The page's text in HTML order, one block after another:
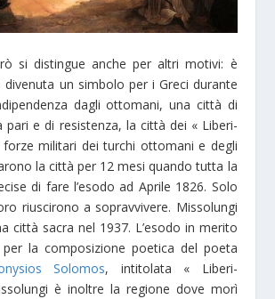
si distingue anche per altri motivi: è
un simbolo per i Greci durante
dagli ottomani, una città di
pari e di resistenza, la città dei « Liberi-
forze militari dei turchi ottomani e degli
la città per 12 mesi quando tutta la
di fare l’esodo ad Aprile 1826. Solo
riuscirono a sopravvivere. Missolungi
città sacra nel 1937. L’esodo in merito
per la composizione poetica del poeta
Solomos, intitolata « Liberi-
è inoltre la regione dove morì